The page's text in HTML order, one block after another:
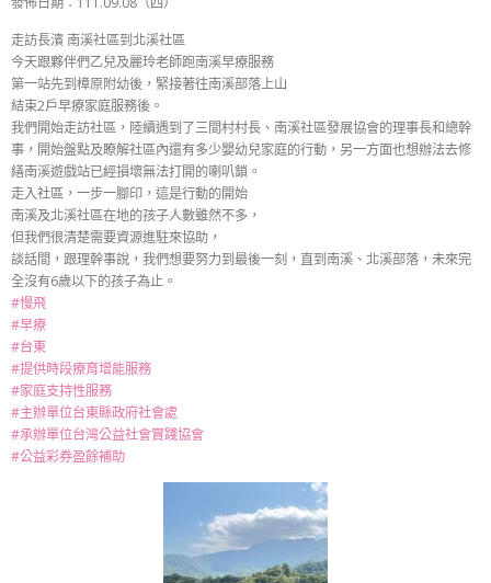
走訪長濱 南溪社區到北溪社區
今天跟夥伴們乙兒及麗玲老師跑南溪早療服務
第一站先到樟原附幼後，緊接著往南溪部落上山
結束2戶早療家庭服務後。
我們開始走訪社區，陸續遇到了三間村村長、南溪社區發展協會的理事長和總幹
事，開始盤點及瞭解社區內還有多少嬰幼兒家庭的行動，另一方面也想辦法去修
繕南溪遊戲站已經損壞無法打開的喇叭鎖。
走入社區，一步一腳印，這是行動的開始
南溪及北溪社區在地的孩子人數雖然不多，
但我們很清楚需要資源進駐來協助，
談話間，跟理幹事說，我們想要努力到最後一刻，直到南溪、北溪部落，未來完
全沒有6歲以下的孩子為止。
#慢飛
#早療
#台東
#提供時段療育增能服務
#家庭支持性服務
#主辦單位台東縣政府社會處
#承辦單位台灣公益社會實踐協會
#公益彩券盈餘補助